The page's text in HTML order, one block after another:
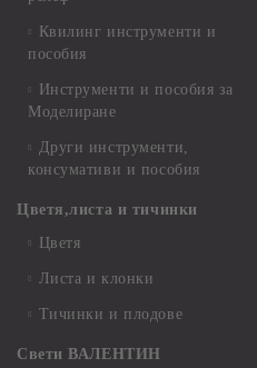
Квилинг инструменти и
пособия
Инструменти и пособия за
Моделиране
Други инструменти,
консумативи и пособия
Цветя,листа и тичинки
Цветя
Листа и клонки
Тичинки и плодове
Свети ВАЛЕНТИН